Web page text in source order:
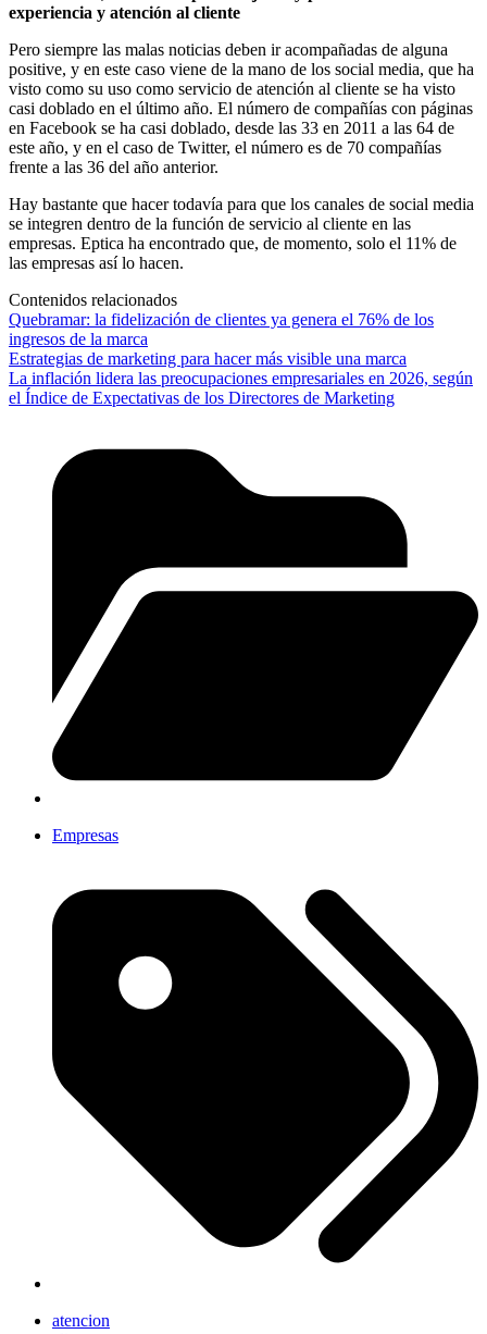
experiencia y atención al cliente
Pero siempre las malas noticias deben ir acompañadas de alguna
positive, y en este caso viene de la mano de los social media, que ha
visto como su uso como servicio de atención al cliente se ha visto
casi doblado en el último año. El número de compañías con páginas
en Facebook se ha casi doblado, desde las 33 en 2011 a las 64 de
este año, y en el caso de Twitter, el número es de 70 compañías
frente a las 36 del año anterior.
Hay bastante que hacer todavía para que los canales de social media
se integren dentro de la función de servicio al cliente en las
empresas. Eptica ha encontrado que, de momento, solo el 11% de
las empresas así lo hacen.
Contenidos relacionados
Quebramar: la fidelización de clientes ya genera el 76% de los
ingresos de la marca
Estrategias de marketing para hacer más visible una marca
La inflación lidera las preocupaciones empresariales en 2026, según
el Índice de Expectativas de los Directores de Marketing
Empresas
atencion